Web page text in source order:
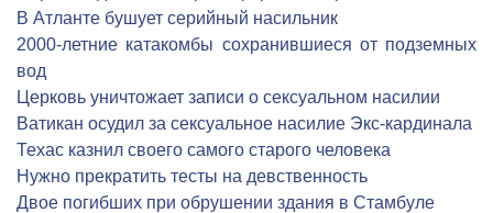
В Атланте бушует серийный насильник
2000-летние катакомбы сохранившиеся от подземных
вод
Церковь уничтожает записи о сексуальном насилии
Ватикан осудил за сексуальное насилие Экс-кардинала
Техас казнил своего самого старого человека
Нужно прекратить тесты на девственность
Двое погибших при обрушении здания в Стамбуле